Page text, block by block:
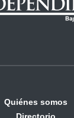
Quiénes somos
Directorio